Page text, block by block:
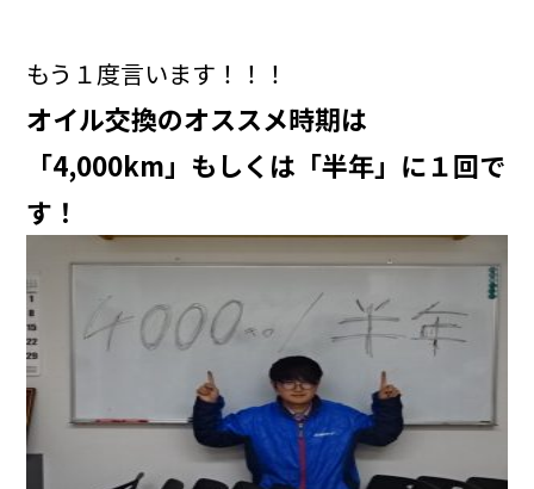
もう１度言います！！！
オイル交換のオススメ時期は
「4,000km」もしくは「半年」に１回で
す！